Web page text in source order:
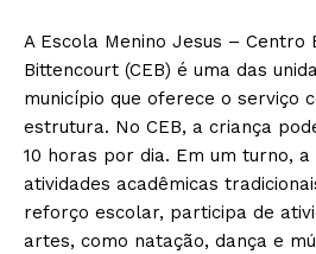
A Escola Menino Jesus – Centro
Bittencourt (CEB) é uma das
município que oferece o serviço
estrutura. No CEB, a criança
10 horas por dia. Em um turno,
atividades acadêmicas
reforço escolar, participa de
artes, como natação, dança e